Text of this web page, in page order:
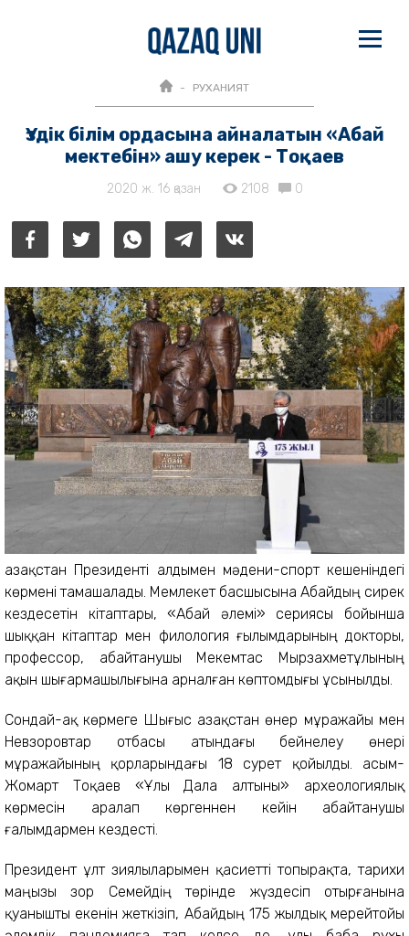
РУХАНИЯТ
Үздік білім ордасына айналатын «Абай
мектебін» ашу керек - Тоқаев
2020 ж. 16 қазан 2108 0
Қазақстан Президенті алдымен мәдени-спорт кешеніндегі
көрмені тамашалады. Мемлекет басшысына Абайдың сирек
кездесетін кітаптары, «Абай әлемі» сериясы бойынша
шыққан кітаптар мен филология ғылымдарының докторы,
профессор, абайтанушы Мекемтас Мырзахметұлының
ақын шығармашылығына арналған көптомдығы ұсынылды.
Сондай-ақ көрмеге Шығыс Қазақстан өнер мұражайы мен
Невзоровтар отбасы атындағы бейнелеу өнері
мұражайының қорларындағы 18 сурет қойылды. Қасым-
Жомарт Тоқаев «Ұлы Дала алтыны» археологиялық
көрмесін аралап көргеннен кейін абайтанушы
ғалымдармен кездесті.
Президент ұлт зиялыларымен қасиетті топырақта, тарихи
маңызы зор Семейдің төрінде жүздесіп отырғанына
қуанышты екенін жеткізіп, Абайдың 175 жылдық мерейтойы